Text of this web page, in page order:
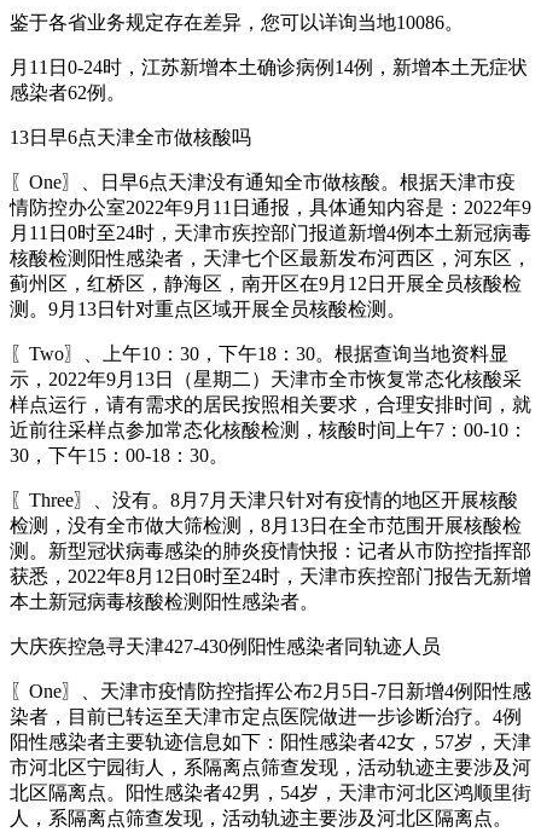
鉴于各省业务规定存在差异，您可以详询当地10086。
月11日0-24时，江苏新增本土确诊病例14例，新增本土无症状
感染者62例。
13日早6点天津全市做核酸吗
〖One〗、日早6点天津没有通知全市做核酸。根据天津市疫
情防控办公室2022年9月11日通报，具体通知内容是：2022年9
月11日0时至24时，天津市疾控部门报道新增4例本土新冠病毒
核酸检测阳性感染者，天津七个区最新发布河西区，河东区，
蓟州区，红桥区，静海区，南开区在9月12日开展全员核酸检
测。9月13日针对重点区域开展全员核酸检测。
〖Two〗、上午10：30，下午18：30。根据查询当地资料显
示，2022年9月13日（星期二）天津市全市恢复常态化核酸采
样点运行，请有需求的居民按照相关要求，合理安排时间，就
近前往采样点参加常态化核酸检测，核酸时间上午7：00-10：
30，下午15：00-18：30。
〖Three〗、没有。8月7月天津只针对有疫情的地区开展核酸
检测，没有全市做大筛检测，8月13日在全市范围开展核酸检
测。新型冠状病毒感染的肺炎疫情快报：记者从市防控指挥部
获悉，2022年8月12日0时至24时，天津市疾控部门报告无新增
本土新冠病毒核酸检测阳性感染者。
大庆疾控急寻天津427-430例阳性感染者同轨迹人员
〖One〗、天津市疫情防控指挥公布2月5日-7日新增4例阳性感
染者，目前已转运至天津市定点医院做进一步诊断治疗。4例
阳性感染者主要轨迹信息如下：阳性感染者42女，57岁，天津
市河北区宁园街人，系隔离点筛查发现，活动轨迹主要涉及河
北区隔离点。阳性感染者42男，54岁，天津市河北区鸿顺里街
人，系隔离点筛查发现，活动轨迹主要涉及河北区隔离点。